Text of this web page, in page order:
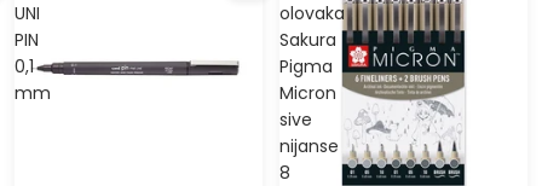
UNI
PIN
0,1
mm
olovaka
Sakura
Pigma
Micron
sive
nijanse
8